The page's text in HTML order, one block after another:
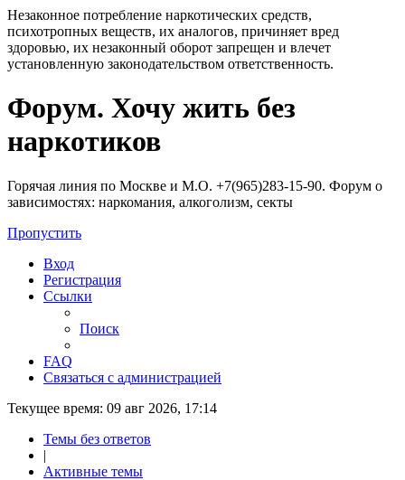
Незаконное потребление наркотических средств,
психотропных веществ, их аналогов, причиняет вред
здоровью, их незаконный оборот запрещен и влечет
установленную законодательством ответственность.
Регистрация
Форум. Хочу жить без
наркотиков
Горячая линия по Москве и М.О. +7(965)283-15-90. Форум о
зависимостях: наркомания, алкоголизм, секты
Пропустить
Вход
Регистрация
Ссылки
Поиск
FAQ
Связаться с администрацией
Текущее время: 09 авг 2026, 17:14
Темы без ответов
|
Активные темы